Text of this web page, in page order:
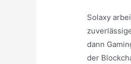
Solaxy
dann
der